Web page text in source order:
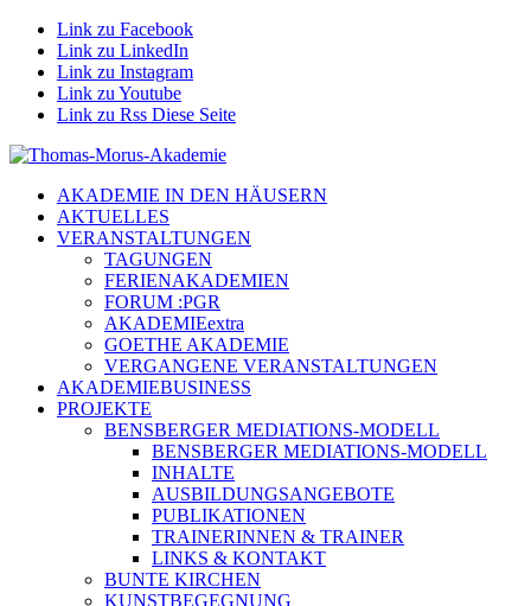
Link zu Facebook
Link zu LinkedIn
Link zu Instagram
Link zu Youtube
Link zu Rss Diese Seite
AKADEMIE IN DEN HÄUSERN
AKTUELLES
VERANSTALTUNGEN
TAGUNGEN
FERIENAKADEMIEN
FORUM :PGR
AKADEMIEextra
GOETHE AKADEMIE
VERGANGENE VERANSTALTUNGEN
AKADEMIEBUSINESS
PROJEKTE
BENSBERGER MEDIATIONS-MODELL
BENSBERGER MEDIATIONS-MODELL
INHALTE
AUSBILDUNGSANGEBOTE
PUBLIKATIONEN
TRAINERINNEN & TRAINER
LINKS & KONTAKT
BUNTE KIRCHEN
KUNSTBEGEGNUNG